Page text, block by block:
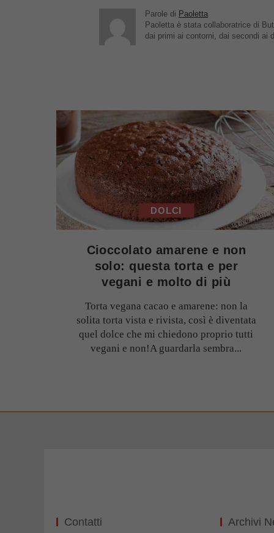
Parole di Paoletta
Paoletta è stata collaboratrice di
dai primi ai contorni, dai secondi ai
DOLCI
Cioccolato amarene e non
solo: questa torta e per
vegani e molto di più
Torta vegana cacao e amarene: non la
solita torta vista e rivista, così è diventata
quel dolce che mi chiedono proprio tutti
vegani e non!A guardarla sembra...
Contatti Archivi